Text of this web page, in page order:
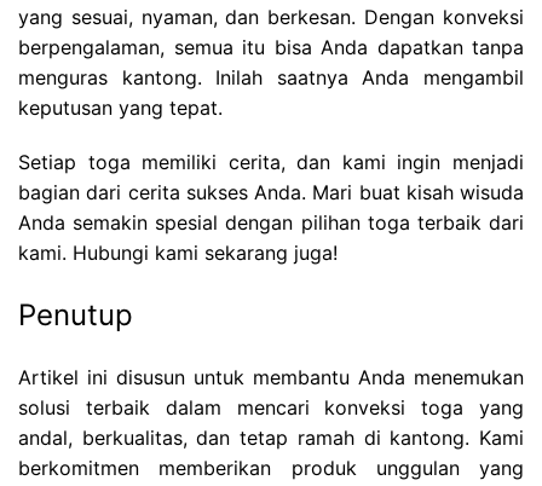
yang sesuai, nyaman, dan berkesan. Dengan konveksi
berpengalaman, semua itu bisa Anda dapatkan tanpa
menguras kantong. Inilah saatnya Anda mengambil
keputusan yang tepat.
Setiap toga memiliki cerita, dan kami ingin menjadi
bagian dari cerita sukses Anda. Mari buat kisah wisuda
Anda semakin spesial dengan pilihan toga terbaik dari
kami. Hubungi kami sekarang juga!
Penutup
Artikel ini disusun untuk membantu Anda menemukan
solusi terbaik dalam mencari konveksi toga yang
andal, berkualitas, dan tetap ramah di kantong. Kami
berkomitmen memberikan produk unggulan yang